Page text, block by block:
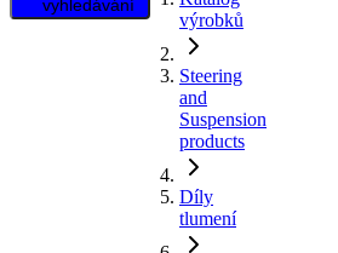
vyhledávání
výrobků
Steering
and
Suspension
products
Díly
tlumení